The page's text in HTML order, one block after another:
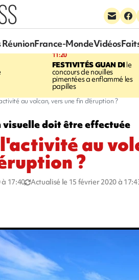
France-MondeVidéos
11:20
FESTIVITÉSGUAN DIle
concours de nouilles
pimentées a enflammé les
papilles
au volcan, vers une fin d'éruption ?
doit être effectuée
au
?
17:40 Actualisé le 15 février 2020 à